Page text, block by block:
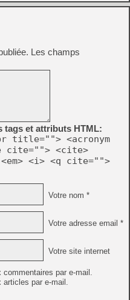
Les champs
tags et attributs HTML:
title=""> <acronym
cite=""> <cite>
<i> <q cite="">
Votre nom *
Votre adresse email *
Votre site internet
commentaires par e-mail.
articles par e-mail.